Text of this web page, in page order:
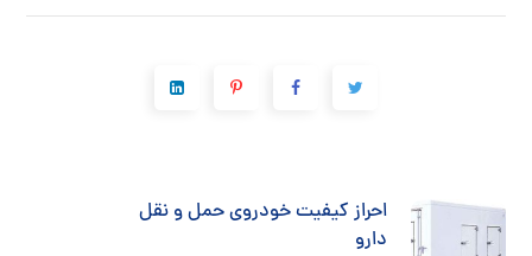
احراز کیفیت خودروی حمل و نقل
دارو